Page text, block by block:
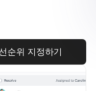
순위 지정하기